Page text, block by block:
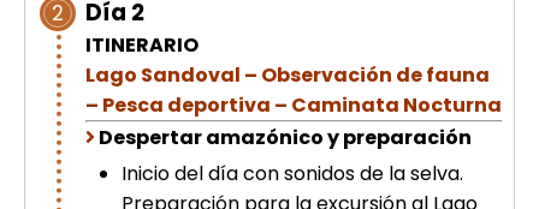
2 Día 2
ITINERARIO
Lago Sandoval – Observación de fauna
– Pesca deportiva – Caminata Nocturna
Despertar amazónico y preparación
Inicio del día con sonidos de la selva.